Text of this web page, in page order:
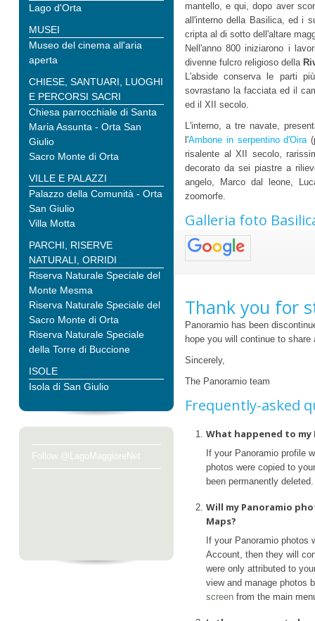
Lago d'Orta
MUSEI
Museo del cinema all'aria
aperta
CHIESE, SANTUARI, LUOGHI
E PERCORSI SACRI
Chiesa parrocchiale di Santa
Maria Assunta - Orta San
Giulio
Sacro Monte di Orta
VILLE E PALAZZI
Palazzo della Comunità - Orta
San Giulio
Villa Motta
PARCHI, RISERVE
NATURALI, ORRIDI
Riserva Naturale Speciale del
Monte Mesma
Riserva Naturale Speciale del
Sacro Monte di Orta
Riserva Naturale Speciale
della Torre di Buccione
ISOLE
Isola di San Giulio
Follow @LagoMaggioreNet
mantello, e qui, dopo aver
all'interno della Basilica, ed i
cripta al di sotto dell'altare
Nell'anno 800 iniziarono i
divenne fulcro religioso della
L'abside conserva le parti
sovrastano la facciata ed il
ed il XII secolo.
L'interno, a tre navate,
l'Ambone in serpentino d'Oira
risalente al XII secolo,
decorato da sei piastre a
angelo, Marco dal leone,
zoomorfe.
Galleria foto
Thank you for
Panoramio has been
hope you will continue to
Sincerely,
The Panoramio team
Frequently-asked
What happened to my
If your Panoramio profile
photos were copied to
been permanently deleted.
Will my Panoramio
Maps?
If your Panoramio photos
Account, then they will
were only attributed to
view and manage photos
screen from the main